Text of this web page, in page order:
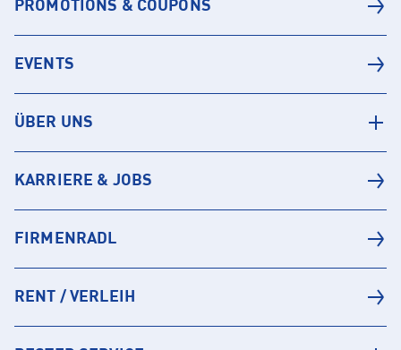
PROMOTIONS & COUPONS
EVENTS
ÜBER UNS
KARRIERE & JOBS
FIRMENRADL
RENT / VERLEIH